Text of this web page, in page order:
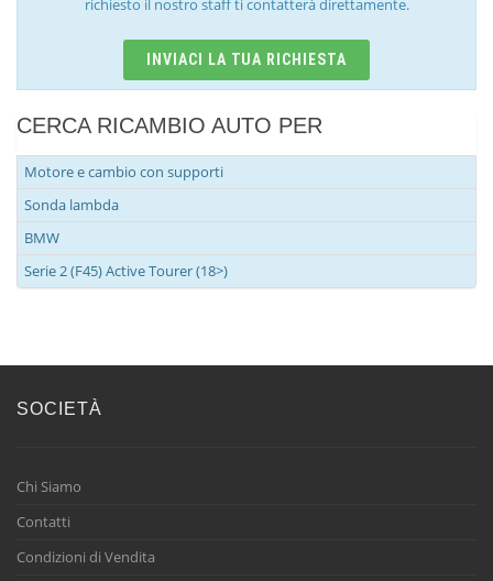
richiesto il nostro staff ti contatterà direttamente.
INVIACI LA TUA RICHIESTA
CERCA RICAMBIO AUTO PER
Motore e cambio con supporti
Sonda lambda
BMW
Serie 2 (F45) Active Tourer (18>)
SOCIETÀ
Chi Siamo
Contatti
Condizioni di Vendita